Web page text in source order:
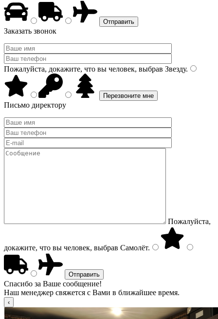
Заказать звонок
Пожалуйста, докажите, что вы человек, выбрав Звезду.
Письмо директору
Пожалуйста,
докажите, что вы человек, выбрав Самолёт.
Спасибо за Ваше сообщение!
Наш менеджер свяжется с Вами в ближайшее время.